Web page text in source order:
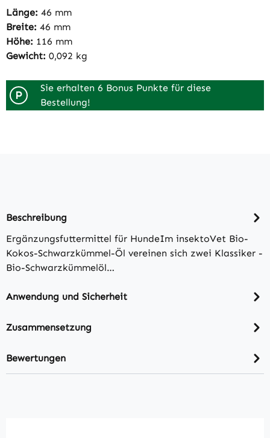
Länge: 46 mm
Breite: 46 mm
Höhe: 116 mm
Gewicht: 0,092 kg
P
Sie erhalten 6 Bonus Punkte für diese
Bestellung!
Beschreibung
Ergänzungsfuttermittel für HundeIm insektoVet Bio-
Kokos-Schwarzkümmel-Öl vereinen sich zwei Klassiker -
Bio-Schwarzkümmelöl…
Anwendung und Sicherheit
Zusammensetzung
Bewertungen